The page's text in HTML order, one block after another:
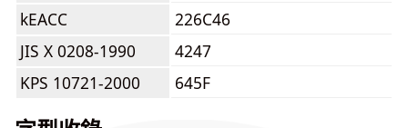
kEACC
226C46
JIS X 0208-1990
4247
KPS 10721-2000
645F